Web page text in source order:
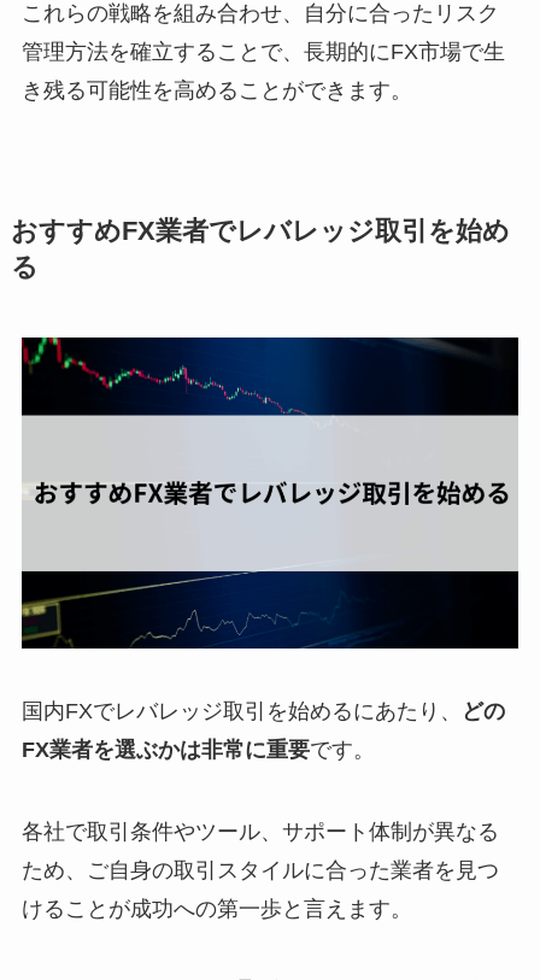
これらの戦略を組み合わせ、自分に合ったリスク
管理方法を確立することで、長期的にFX市場で生
き残る可能性を高めることができます。
おすすめFX業者でレバレッジ取引を始め
る
国内FXでレバレッジ取引を始めるにあたり、
どの
FX業者を選ぶかは非常に重要です。
各社で取引条件やツール、サポート体制が異なる
ため、ご自身の取引スタイルに合った業者を見つ
けることが成功への第一歩と言えます。